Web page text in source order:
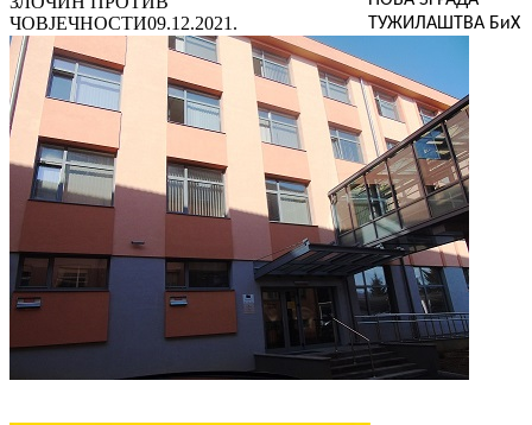
ЧОВЈЕЧНОСТИ09.12.2021.
ТУЖИЛАШТВА БиХ